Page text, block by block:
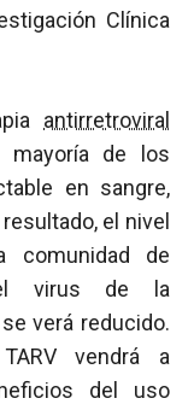
Clínica
antirretroviral
mayoría de los
en sangre,
el nivel
comunidad de
virus de la
verá reducido.
vendrá a
del uso